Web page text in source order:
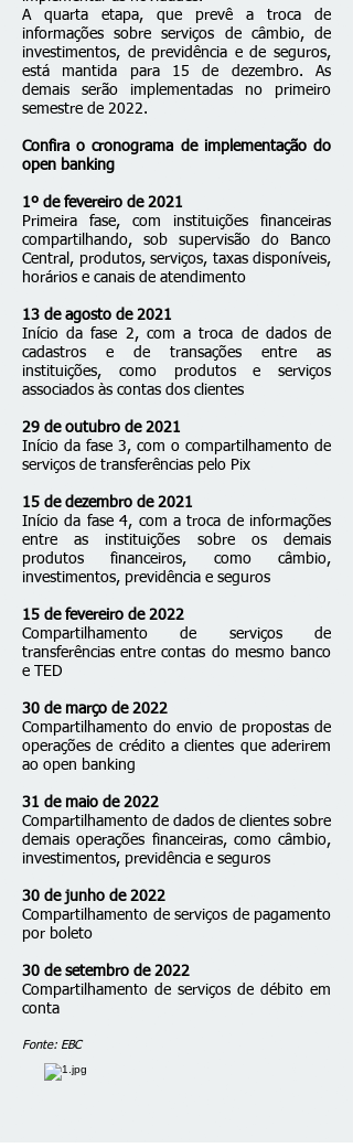
A quarta etapa, que prevê a troca de
informações sobre serviços de câmbio, de
investimentos, de previdência e de seguros,
está mantida para 15 de dezembro. As
demais serão implementadas no primeiro
semestre de 2022.
Confira o cronograma de implementação do
open banking
1º de fevereiro de 2021
Primeira fase, com instituições financeiras
compartilhando, sob supervisão do Banco
Central, produtos, serviços, taxas disponíveis,
horários e canais de atendimento
13 de agosto de 2021
Início da fase 2, com a troca de dados de
cadastros e de transações entre as
instituições, como produtos e serviços
associados às contas dos clientes
29 de outubro de 2021
Início da fase 3, com o compartilhamento de
serviços de transferências pelo Pix
15 de dezembro de 2021
Início da fase 4, com a troca de informações
entre as instituições sobre os demais
produtos financeiros, como câmbio,
investimentos, previdência e seguros
15 de fevereiro de 2022
Compartilhamento de serviços de
transferências entre contas do mesmo banco
e TED
30 de março de 2022
Compartilhamento do envio de propostas de
operações de crédito a clientes que aderirem
ao open banking
31 de maio de 2022
Compartilhamento de dados de clientes sobre
demais operações financeiras, como câmbio,
investimentos, previdência e seguros
30 de junho de 2022
Compartilhamento de serviços de pagamento
por boleto
30 de setembro de 2022
Compartilhamento de serviços de débito em
conta
Fonte: EBC